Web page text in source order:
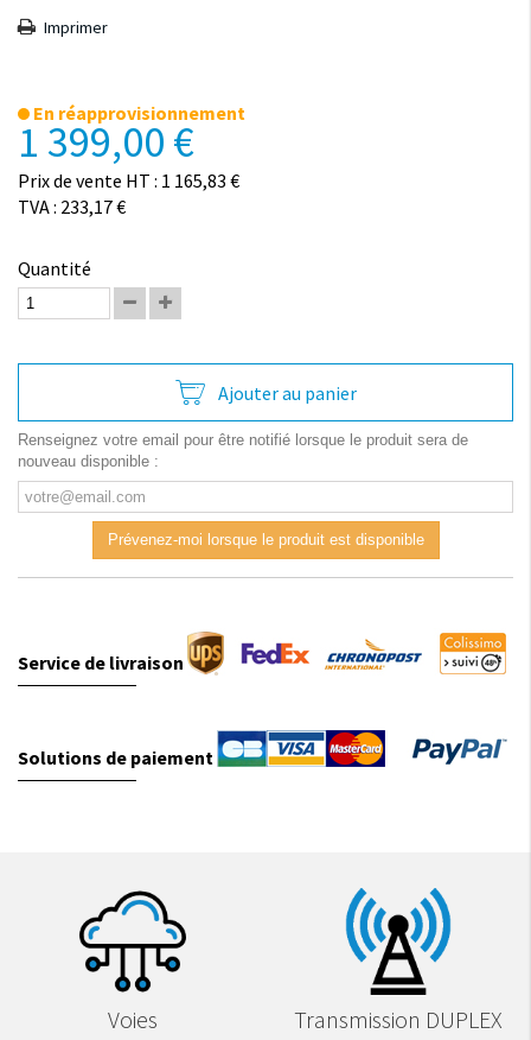
Imprimer
En réapprovisionnement
1 399,00 €
Prix de vente HT : 1 165,83 €
TVA : 233,17 €
Quantité
Ajouter au panier
Renseignez votre email pour être notifié lorsque le produit sera de
nouveau disponible :
Prévenez-moi lorsque le produit est disponible
Service de livraison
Solutions de paiement
Voies
Transmission DUPLEX